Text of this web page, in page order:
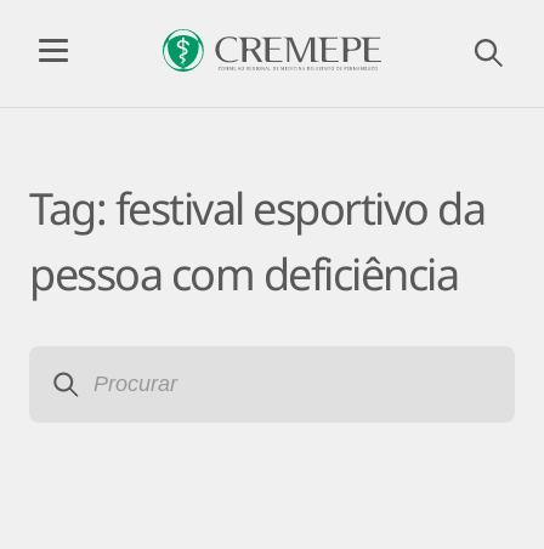
Tag:festival esportivo da
pessoa com deficiência